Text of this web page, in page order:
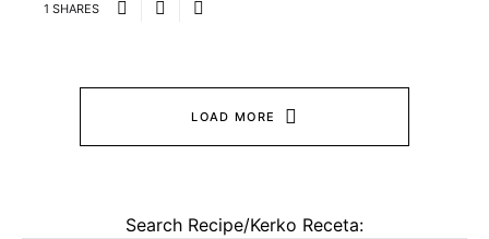
1 SHARES
LOAD MORE
Search Recipe/Kerko Receta: